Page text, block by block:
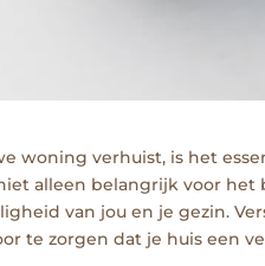
woning verhuist, is het
alleen belangrijk voor
van jou en je gezin.
te zorgen dat je huis een